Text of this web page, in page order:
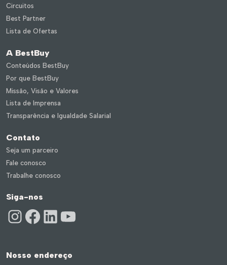
Circuitos
Best Partner
Lista de Ofertas
A BestBuy
Conteúdos BestBuy
Por que BestBuy
Missão, Visão e Valores
Lista de Imprensa
Transparência e Igualdade Salarial
Contato
Seja um parceiro
Fale conosco
Trabalhe conosco
Siga-nos
Instagram
Nosso endereço